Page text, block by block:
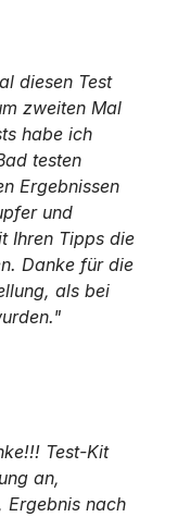
diesen Test
zweiten Mal
habe ich
testen
Ergebnissen
und
Ihren Tipps die
Danke für die
als bei
Test-Kit
an,
Ergebnis nach